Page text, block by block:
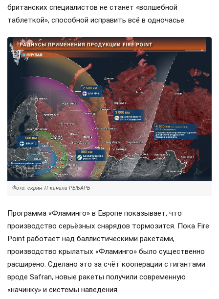
британских специалистов не станет «волшебной
таблеткой», способной исправить всё в одночасье.
Фото: скрин ТГ-канала РЫБАРЬ
Программа «Фламинго» в Европе показывает, что
производство серьёзных снарядов тормозится. Пока Fire
Point работает над баллистическими ракетами,
производство крылатых «Фламинго» было существенно
расширено. Сделано это за счёт кооперации с гигантами
вроде Safran, новые ракеты получили современную
«начинку» и системы наведения.